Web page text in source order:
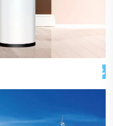
عن شركتنا